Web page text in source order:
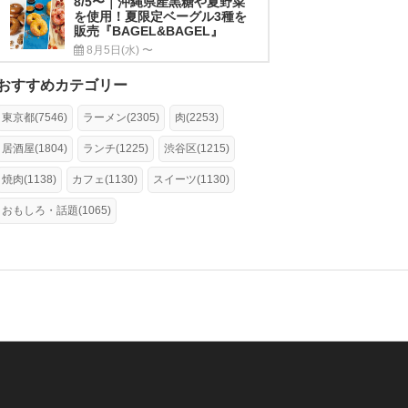
を使用！夏限定ベーグル3種を
販売『BAGEL&BAGEL』
8月5日(水) 〜
すすめカテゴリー
東京都(7546) ラーメン(2305) 肉(2253)
居酒屋(1804) ランチ(1225) 渋谷区(1215)
焼肉(1138) カフェ(1130) スイーツ(1130)
おもしろ・話題(1065)